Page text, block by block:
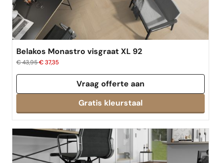
Belakos Monastro visgraat XL 92
€ 43,95€ 37,35
Vraag offerte aan